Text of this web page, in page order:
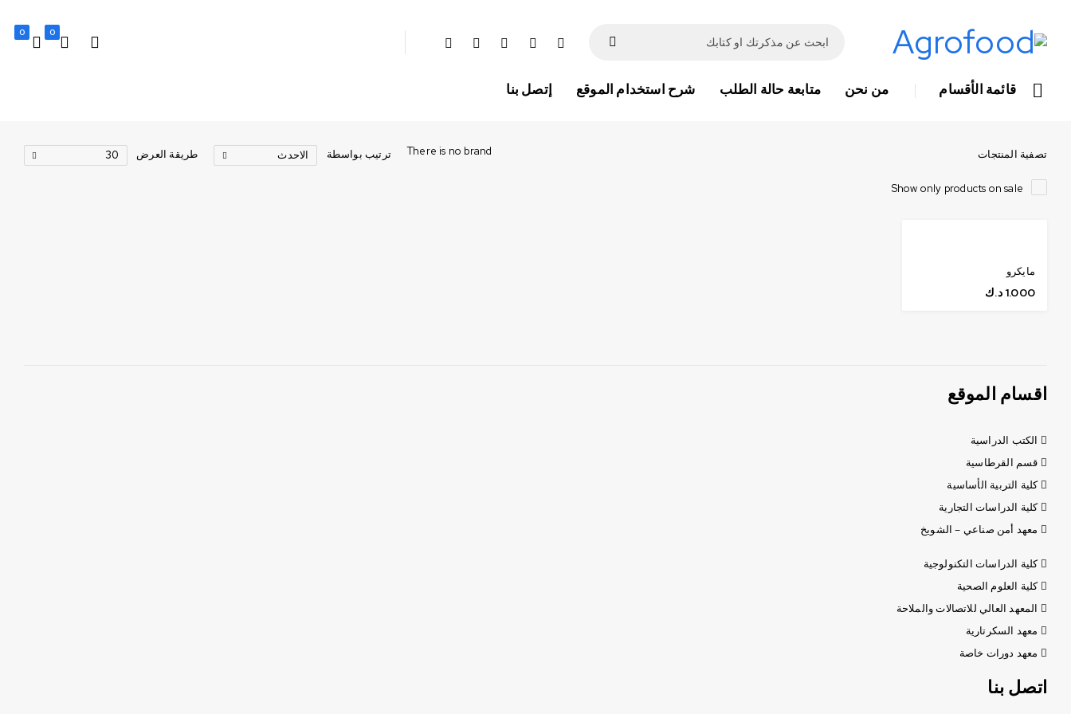
0
0
قائمة الأقسام من نحن متابعة حالة الطلب شرح استخدام الموقع إتصل بنا
تصفية المنتجات There is no brand ترتيب بواسطة الاحدث
Show only products on sale
طريقة العرض 30
مايكرو
1.000 د.ك
اقسام الموقع
الكتب الدراسية
قسم القرطاسية
كلية التربية الأساسية
كلية الدراسات التجارية
معهد أمن صناعي – الشويخ
كلية الدراسات التكنولوجية
كلية العلوم الصحية
المعهد العالي للاتصالات والملاحة
معهد السكرتارية
معهد دورات خاصة
اتصل بنا